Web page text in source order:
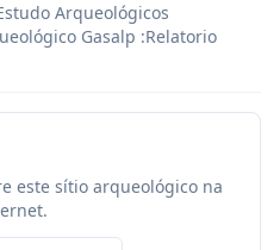
Arqueológicos
Gasalp :Relatorio
este sítio arqueológico na